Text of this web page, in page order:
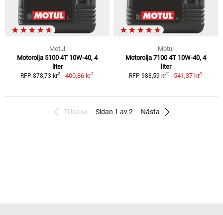
Motul
Motorolja 5100 4T 10W-40, 4
liter
RFP 878,73 kr2 400,86 kr1
Motul
Motorolja 7100 4T 10W-40, 4
liter
RFP 988,59 kr2 541,37 kr1
Tillbaka Sidan 1 av 2 Nästa